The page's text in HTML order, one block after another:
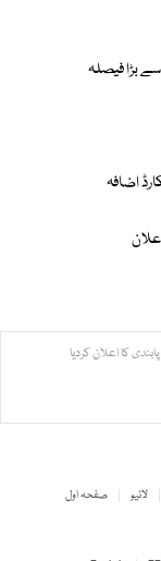
بڑا فیصلہ
کا اعلان کردیا
صفحہ اول لائیو